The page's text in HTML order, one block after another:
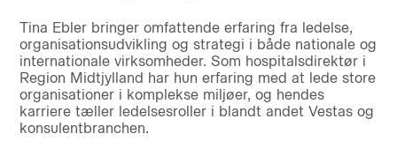
Tina Ebler bringer omfattende erfaring fra ledelse,
organisationsudvikling og strategi i både nationale og
internationale virksomheder. Som hospitalsdirektør i
Region Midtjylland har hun erfaring med at lede store
organisationer i komplekse miljøer, og hendes
karriere tæller ledelsesroller i blandt andet Vestas og
konsulentbranchen.